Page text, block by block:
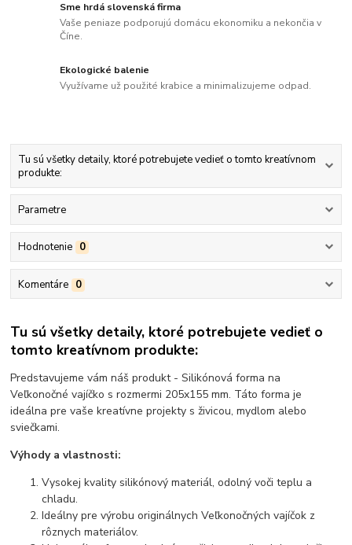
Sme hrdá slovenská firma
Vaše peniaze podporujú domácu ekonomiku a nekončia v
Číne.
Ekologické balenie
Využívame už použité krabice a minimalizujeme odpad.
Tu sú všetky detaily, ktoré potrebujete vedieť o tomto kreatívnom
produkte:
Parametre
Hodnotenie 0
Komentáre 0
Tu sú všetky detaily, ktoré potrebujete vedieť o
tomto kreatívnom produkte:
Predstavujeme vám náš produkt - Silikónová forma na
Veľkonočné vajíčko s rozmermi 205x155 mm. Táto forma je
ideálna pre vaše kreatívne projekty s živicou, mydlom alebo
sviečkami.
Výhody a vlastnosti:
Vysokej kvality silikónový materiál, odolný voči teplu a
chladu.
Ideálny pre výrobu originálnych Veľkonočných vajíčok z
rôznych materiálov.